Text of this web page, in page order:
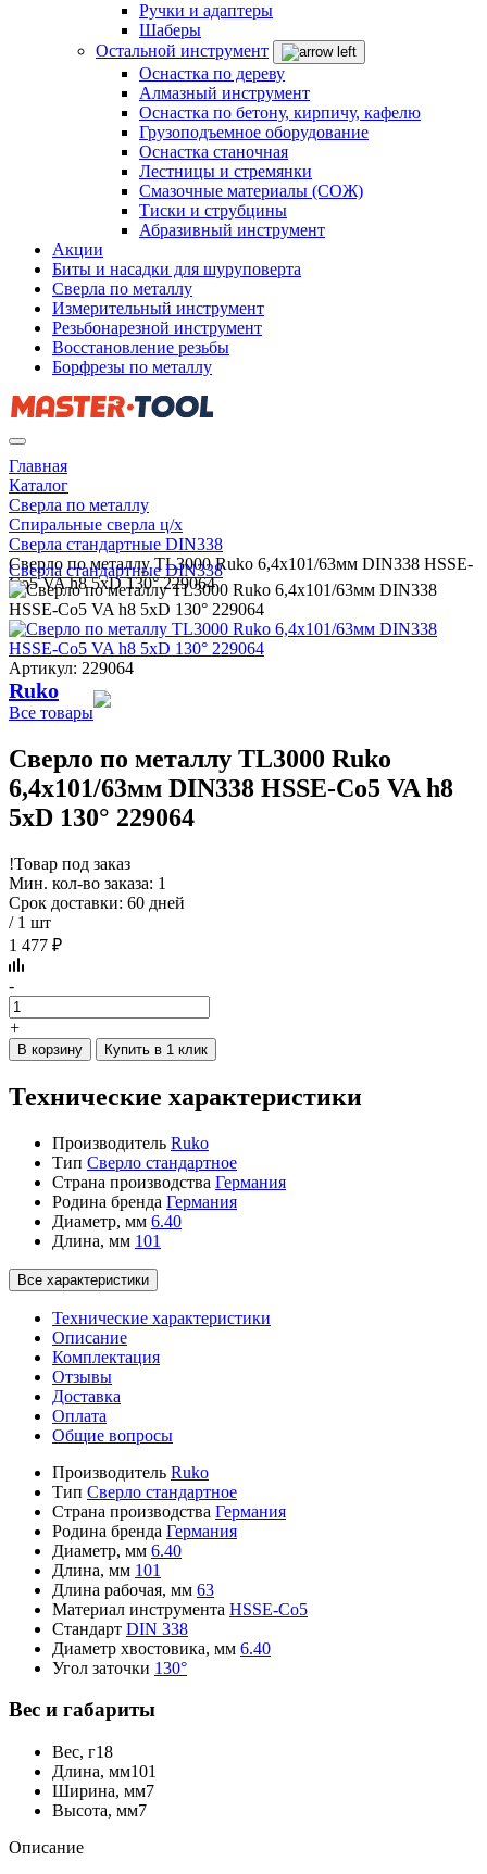
Ручки и адаптеры
Шаберы
Остальной инструмент
Оснастка по дереву
Алмазный инструмент
Оснастка по бетону, кирпичу, кафелю
Грузоподъемное оборудование
Оснастка станочная
Лестницы и стремянки
Смазочные материалы (СОЖ)
Тиски и струбцины
Абразивный инструмент
Акции
Биты и насадки для шуруповерта
Сверла по металлу
Измерительный инструмент
Резьбонарезной инструмент
Восстановление резьбы
Борфрезы по металлу
Главная
Каталог
Сверла по металлу
Спиральные сверла ц/х
Сверла стандартные DIN338
Сверло по металлу TL3000 Ruko 6,4x101/63мм DIN338 HSSE-
Co5 VA h8 5xD 130° 229064
Сверла стандартные DIN338
Артикул: 229064
Ruko
Все товары
Сверло по металлу TL3000 Ruko
6,4x101/63мм DIN338 HSSE-Co5 VA h8
5xD 130° 229064
!Товар под заказ
Мин. кол-во заказа: 1
Срок доставки: 60 дней
/ 1 шт
1 477 ₽
-
+
В корзину Купить в 1 клик
Технические характеристики
Производитель Ruko
Тип Сверло стандартное
Страна производства Германия
Родина бренда Германия
Диаметр, мм 6.40
Длина, мм 101
Все характеристики
Технические характеристики
Описание
Комплектация
Отзывы
Доставка
Оплата
Общие вопросы
Производитель Ruko
Тип Сверло стандартное
Страна производства Германия
Родина бренда Германия
Диаметр, мм 6.40
Длина, мм 101
Длина рабочая, мм 63
Материал инструмента HSSE-Co5
Стандарт DIN 338
Диаметр хвостовика, мм 6.40
Угол заточки 130°
Вес и габариты
Вес, г18
Длина, мм101
Ширина, мм7
Высота, мм7
Описание